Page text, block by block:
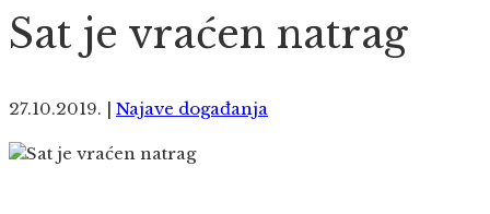
Sat je vraćen natrag
27.10.2019. | Najave događanja